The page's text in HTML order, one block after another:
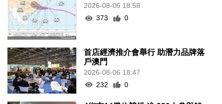
2026-08-06 18:58
373
0
首店經濟推介會舉行 助潛力品牌落
戶澳門
2026-08-06 18:47
232
0